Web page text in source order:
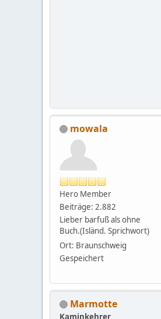
mowala
Hero Member
Beiträge: 2.882
Lieber barfuß als ohne
Buch.(Isländ. Sprichwort)
Ort: Braunschweig
Gespeichert
Marmotte
Kaminkehrer